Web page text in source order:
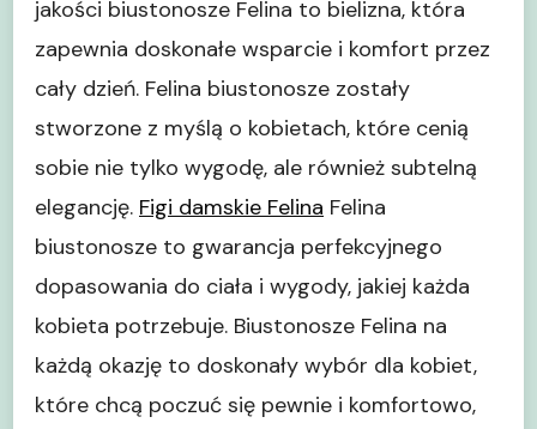
jakości biustonosze Felina to bielizna, która
zapewnia doskonałe wsparcie i komfort przez
cały dzień. Felina biustonosze zostały
stworzone z myślą o kobietach, które cenią
sobie nie tylko wygodę, ale również subtelną
elegancję. Figi damskie Felina Felina
biustonosze to gwarancja perfekcyjnego
dopasowania do ciała i wygody, jakiej każda
kobieta potrzebuje. Biustonosze Felina na
każdą okazję to doskonały wybór dla kobiet,
które chcą poczuć się pewnie i komfortowo,